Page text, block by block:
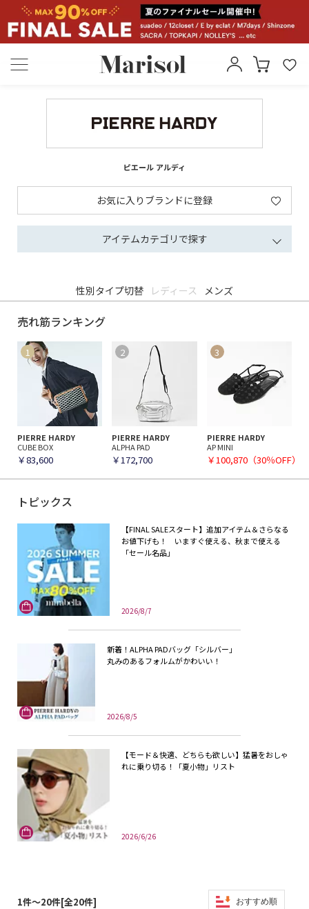
ピエール アルディ
お気に入りブランドに登録
アイテムカテゴリで探す
性別タイプ切替 レディース メンズ
売れ筋ランキング
PIERRE HARDY
CUBE BOX
￥83,600
PIERRE HARDY
ALPHA PAD
￥172,700
PIERRE HARDY
AP MINI
￥100,870（30％OFF）
トピックス
2026/8/7
【FINAL SALEスタート】追加アイテム＆さらなる
お値下げも！ いますぐ使える、秋まで使える
「セール名品」
2026/8/5
新着！ALPHA PADバッグ「シルバー」
丸みのあるフォルムがかわいい！
2026/6/26
【モード＆快適、どちらも欲しい】猛暑をおしゃ
れに乗り切る！「夏小物」リスト
1件～20件[全20件] おすすめ順